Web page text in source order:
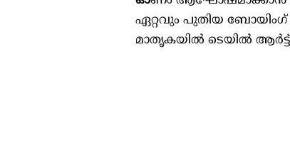
ഏറ്റവും പുതിയ ബോയിംഗ്
മാതൃകയിൽ ടെയിൽ